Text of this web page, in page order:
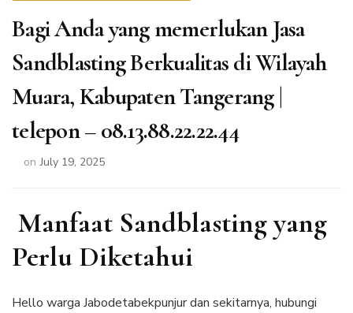
Bagi Anda yang memerlukan Jasa
Sandblasting Berkualitas di Wilayah
Muara, Kabupaten Tangerang |
telepon – 08.13.88.22.22.44
on July 19, 2025
Manfaat Sandblasting yang
Perlu Diketahui
Hello warga Jabodetabekpunjur dan sekitarnya, hubungi